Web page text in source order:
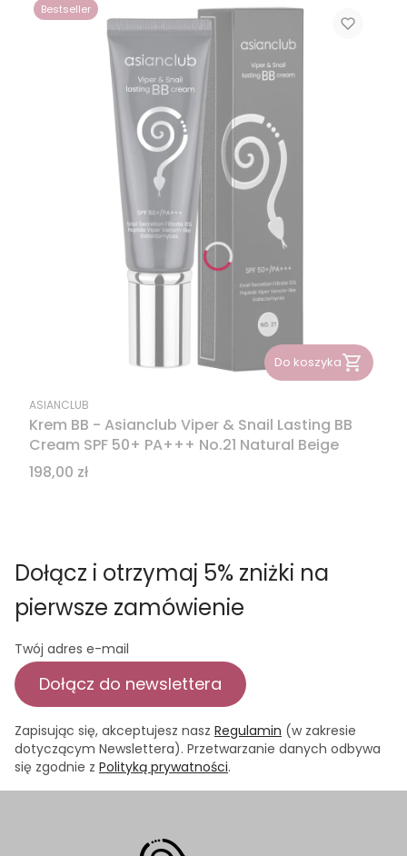
Bestseller
Do koszyka
PRODUCENT
ASIANCLUB
Krem BB - Asianclub Viper & Snail Lasting BB
Cream SPF 50+ PA+++ No.21 Natural Beige
Cena
198,00 zł
Dołącz i otrzymaj 5% zniżki na
pierwsze zamówienie
Twój adres e-mail
Dołącz do newslettera
Zapisując się, akceptujesz nasz Regulamin (w zakresie
dotyczącym Newslettera). Przetwarzanie danych odbywa
się zgodnie z Polityką prywatności.